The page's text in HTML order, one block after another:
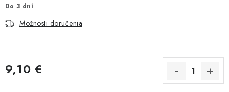
CHOVATEĽSKÉ POTREBY
Kontakty Bonusový program
Do 3 dní
Možnosti doručenia
9,10 €